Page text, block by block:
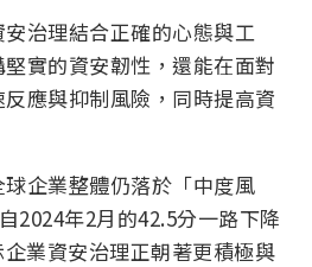
治理結合正確的心態與工
實的資安韌性，還能在面對
應與抑制風險，同時提高資
企業整體仍落於「中度風
2024年2月的42.5分一路下降
業資安治理正朝著更積極與